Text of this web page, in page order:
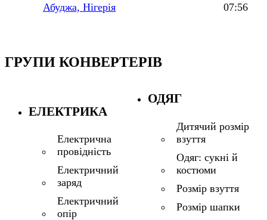
Абуджа, Нігерія
07:56
ГРУПИ КОНВЕРТЕРІВ
ЕЛЕКТРИКА
Електрична
провідність
Електричний
заряд
Електричний
опір
ОДЯГ
Дитячий розмір
взуття
Одяг: сукні й
костюми
Розмір взуття
Розмір шапки